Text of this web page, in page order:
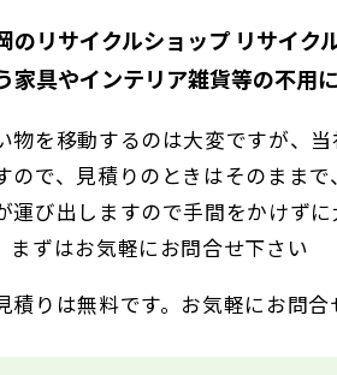
のリサイクルショップ リサイク
家具やインテリア雑貨等の不用
物を移動するのは大変ですが、
ので、見積りのときはそのまま
運び出しますので手間をかけず
まずはお気軽にお問合せ下さい
積りは無料です。お気軽にお問